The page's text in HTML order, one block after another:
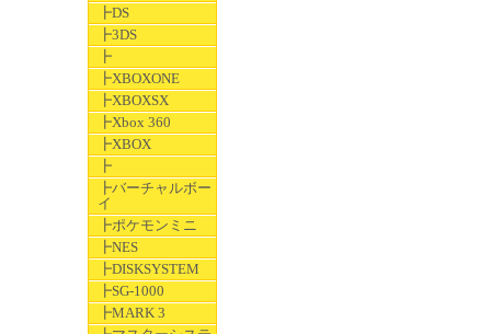
┣DS
┣3DS
┣
┣XBOXONE
┣XBOXSX
┣Xbox 360
┣XBOX
┣
┣バーチャルボー
イ
┣ポケモンミニ
┣NES
┣DISKSYSTEM
┣SG-1000
┣MARK 3